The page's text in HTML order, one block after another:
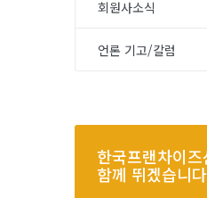
회원사소식
언론 기고/칼럼
한국프랜차이
함께 뛰겠습니